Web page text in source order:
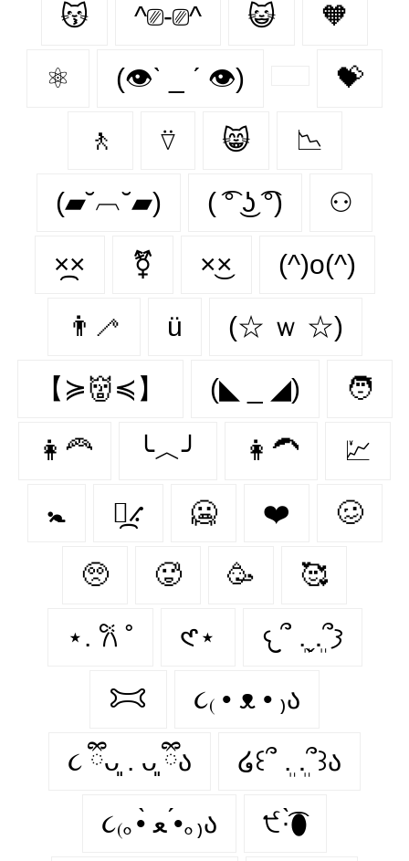
😽 ^⎚-⎚^ 😺 🧡
⚛ (👁ˋ _ ˊ 👁) 💝
🚶‍ ⍢ 😸 📉
(▰˘︹˘▰) ( ͡° ͜ʖ ͡°) ⚇
×᷼× ⚧ ×͜× (^)o(^)
👨‍🦯‍ ü (☆ ｗ ☆)
【≽👹≼】 (◣ _ ◢) 🧑
👩‍🦰 ╰︿╯ 👩‍🦱 💹
🚼 ⳻᷼⳺ 🥶️ ❤️️ 🥴️
🥺️ 🥵️ 🥳️ 🥰️
⋆. 𐙚 ˚ 𑣲⋆ 𐔌՞ ܸ.ˬ.ܸ՞𐦯
𐂯 ૮₍ • ᴥ • ₎ა
૮ ྀིᴗ͈ . ᴗ͈ ྀིა ໒꒰՞ ܸ. .ܸ՞꒱ა
૮₍｡•̀ ﻌ •́｡₎ა ੯·̀͡⬮